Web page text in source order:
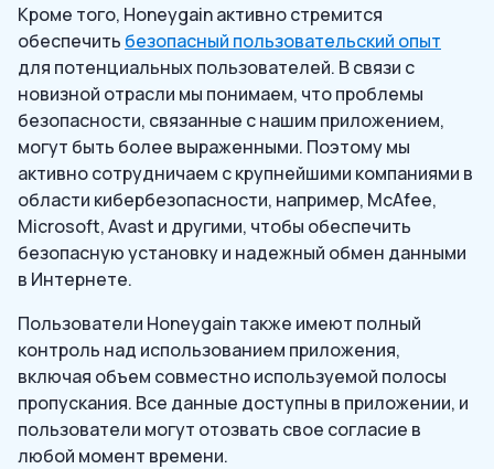
Кроме того, Honeygain активно стремится
обеспечить безопасный пользовательский опыт
для потенциальных пользователей. В связи с
новизной отрасли мы понимаем, что проблемы
безопасности, связанные с нашим приложением,
могут быть более выраженными. Поэтому мы
активно сотрудничаем с крупнейшими компаниями в
области кибербезопасности, например, McAfee,
Microsoft, Avast и другими, чтобы обеспечить
безопасную установку и надежный обмен данными
в Интернете.
Пользователи Honeygain также имеют полный
контроль над использованием приложения,
включая объем совместно используемой полосы
пропускания. Все данные доступны в приложении, и
пользователи могут отозвать свое согласие в
любой момент времени.